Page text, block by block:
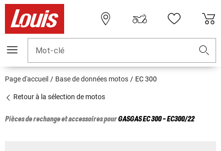
Mot-clé
Page d'accueil Base de données motos EC 300
Retour à la sélection de motos
Pièces de rechange et accessoires pourGASGASEC 300 - EC300/22